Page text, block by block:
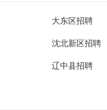
大东区招聘
沈北新区招聘
辽中县招聘